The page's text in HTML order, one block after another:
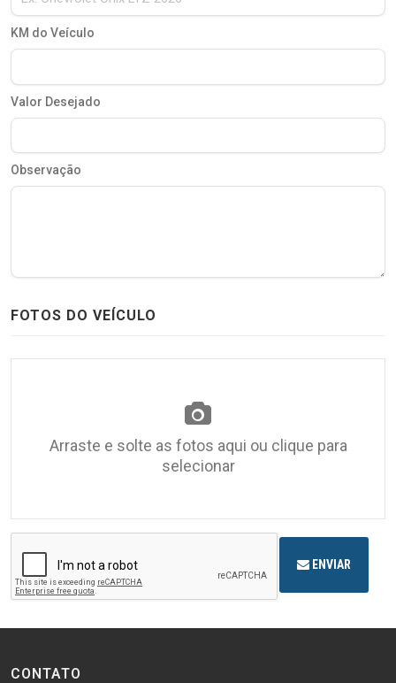
KM do Veículo
Valor Desejado
Observação
FOTOS DO VEÍCULO
Arraste e solte as fotos aqui ou clique para
selecionar
ENVIAR
CONTATO